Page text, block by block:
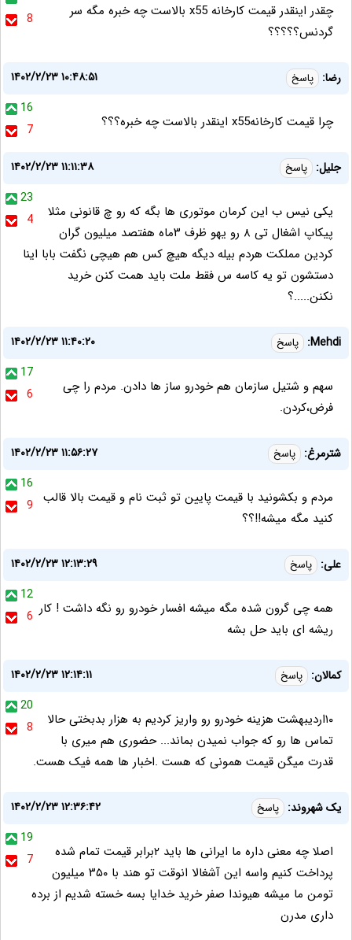
8
چقدر اینقدر قیمت کارخانه x55 بالاست چه خبره مگه سر
گردنس؟؟؟؟؟
رضا: پاسخ
۱۴۰۲/۲/۲۳ ۱۰:۴۸:۵۱
16
7
چرا قیمت کارخانهx55 اینقدر بالاست چه خبره؟؟؟
جلیل: پاسخ
۱۴۰۲/۲/۲۳ ۱۱:۱۱:۳۸
23
4
یکی نیس ب این کرمان موتوری ها بگه که رو چ قانونی مثلا
پیکاپ اشغال تی ۸ رو یهو ظرف ۳ماه هفتصد میلیون گران
کردین مملکت هردم بیله دیگه هیچ کس هم هیچی نگفت بابا اینا
دستشون تو یه کاسه س فقط ملت باید همت کنن خرید
نکنن.....؟
Mehdi: پاسخ
۱۴۰۲/۲/۲۳ ۱۱:۴۰:۲۰
17
6
سهم و شتیل سازمان هم خودرو ساز ها دادن. مردم را چی
فرض،کردن.
شترمرغ: پاسخ
۱۴۰۲/۲/۲۳ ۱۱:۵۶:۲۷
16
9
مردم و بکشونید با قیمت پایین تو ثبت نام و قیمت بالا قالب
کنید مگه میشه!!؟؟
علی: پاسخ
۱۴۰۲/۲/۲۳ ۱۲:۱۳:۲۹
12
6 همه چی گرون شده مگه میشه افسار خودرو رو نگه داشت ! کار
ریشه ای باید حل بشه
‌کمالان: پاسخ
۱۴۰۲/۲/۲۳ ۱۲:۱۴:۱۱
20
8
۱۰اردیبهشت هزینه خودرو رو واریز کردیم به هزار بدبختی حالا
تماس ها رو که جواب نمیدن بماند... حضوری هم میری با
قدرت میگن قیمت همونی که هست .اخبار ها همه فیک هست.
یک شهروند: پاسخ
۱۴۰۲/۲/۲۳ ۱۲:۳۶:۴۲
19
7
اصلا چه معنی داره ما ایرانی ها باید ۲برابر قیمت تمام شده
پرداخت کنیم واسه این آشغالا انوقت تو هند با ۳۵۰ میلیون
تومن ما میشه هیوندا صفر خرید خدایا بسه خسته شدیم از برده
داری مدرن